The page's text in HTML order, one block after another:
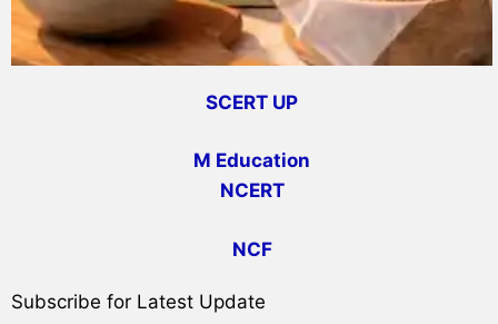
SCERT UP
M Education
NCERT
NCF
Subscribe for Latest Update